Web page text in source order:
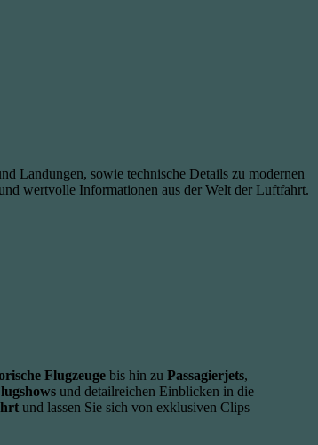
Landungen, sowie technische Details zu modernen
wertvolle Informationen aus der Welt der Luftfahrt.
Flugzeuge bis hin zu Passagierjets,
und detailreichen Einblicken in die
und lassen Sie sich von exklusiven Clips